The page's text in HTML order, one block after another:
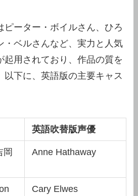
ピーター・ボイルさん、ひろ
・ベルさんなど、実力と人気
起用されており、作品の質を
以下に、英語版の主要キャス
英語吹替版声優
岡
Anne Hathaway
Cary Elwes